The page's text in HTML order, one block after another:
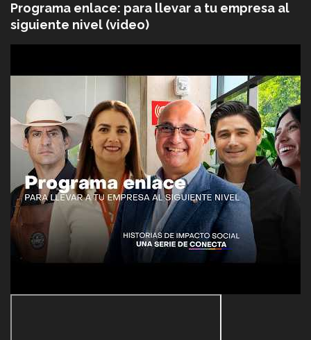
Programa enlace: para llevar a tu empresa al
siguiente nivel (video)